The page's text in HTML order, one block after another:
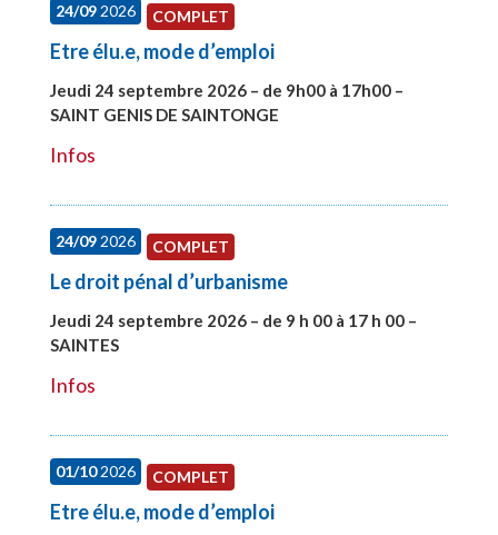
24/092026 COMPLET
Etre élu.e, mode d’emploi
Jeudi 24 septembre 2026 – de 9h00 à 17h00 –
SAINT GENIS DE SAINTONGE
Infos
24/092026 COMPLET
Le droit pénal d’urbanisme
Jeudi 24 septembre 2026 – de 9 h 00 à 17 h 00 –
SAINTES
Infos
01/102026 COMPLET
Etre élu.e, mode d’emploi